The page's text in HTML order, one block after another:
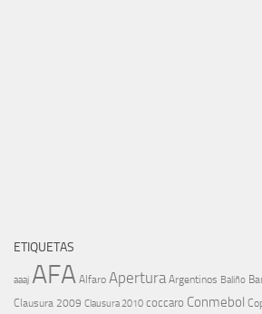
ETIQUETAS
aaaj AFA Alfaro Apertura Argentinos Baliño
Clausura 2009 Clausura 2010 coccaro Conmebol